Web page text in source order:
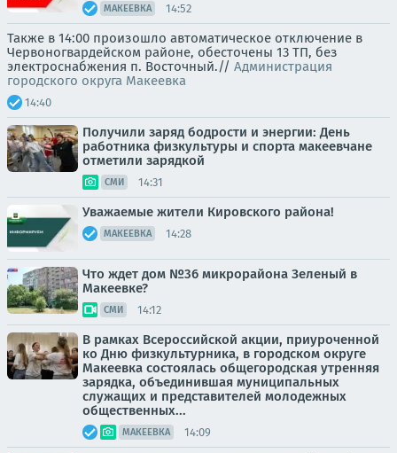
МАКЕЕВКА 14:52
Также в 14:00 произошло автоматическое отключение в
Червоногвардейском районе, обесточены 13 ТП, без
электроснабжения п. Восточный.// Администрация
городского округа Макеевка
14:40
Получили заряд бодрости и энергии: День
работника физкультуры и спорта макеевчане
отметили зарядкой
СМИ 14:31
Уважаемые жители Кировского района!
МАКЕЕВКА 14:28
Что ждет дом №36 микрорайона Зеленый в
Макеевке?
СМИ 14:12
В рамках Всероссийской акции, приуроченной
ко Дню физкультурника, в городском округе
Макеевка состоялась общегородская утренняя
зарядка, объединившая муниципальных
служащих и представителей молодежных
общественных...
МАКЕЕВКА 14:09